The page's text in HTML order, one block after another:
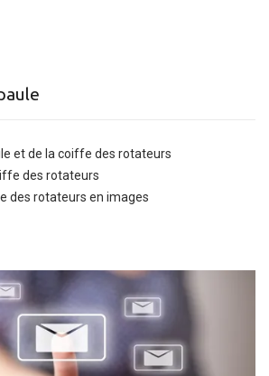
et de la coiffe des rotateurs
des rotateurs
des rotateurs en images